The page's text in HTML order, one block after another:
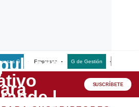
G Empresas G de Gestión
SUSCRÍBETE